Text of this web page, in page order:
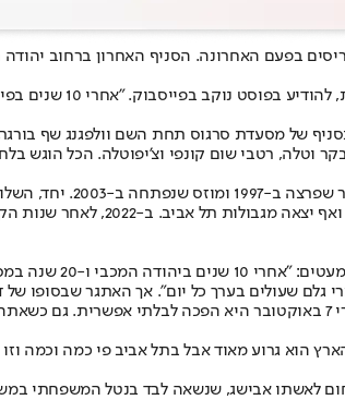
בפעם האחרונה. הסניף האחרון ברחוב
יהודה המכבי וויצמן תקום מסעדה אחרת, אבל אני כבר לא אהיה חלק ממנה".
(וב-2010 במיקום ביהודה המכבי) כסניף של מסעדת סרגוס
וטלה, רטבי שום קונפי וצ'יפוטלה. הכל הוגש
תרבות ההמבורגר בישראל.
במשך השנים הרשת התרחבה
למרות עשור של
שעולים בערך כל יום". אך האתגר שבסופו
הוא גרוע מאוד אבל בתל אביב פי כמה וכמה
לאשתו אבישג, שנשאה לבד בנטל המשפחתי